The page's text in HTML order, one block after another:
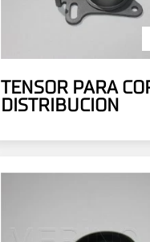
TENSOR PARA
DISTRIBUCION